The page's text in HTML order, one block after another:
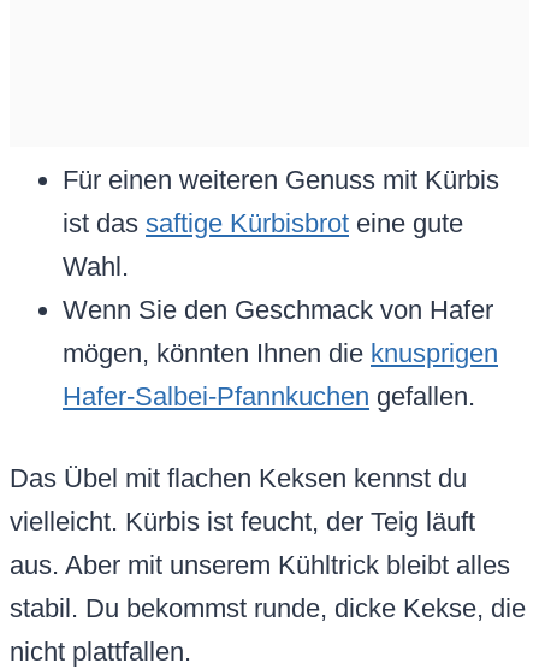
Für einen weiteren Genuss mit Kürbis
ist das saftige Kürbisbrot eine gute
Wahl.
Wenn Sie den Geschmack von Hafer
mögen, könnten Ihnen die knusprigen
Hafer-Salbei-Pfannkuchen gefallen.
Das Übel mit flachen Keksen kennst du
vielleicht. Kürbis ist feucht, der Teig läuft
aus. Aber mit unserem Kühltrick bleibt alles
stabil. Du bekommst runde, dicke Kekse, die
nicht plattfallen.